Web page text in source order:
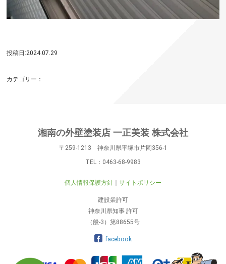
投稿日:2024.07.29
カテゴリー：
湘南の外壁塗装店 一正美装 株式会社
〒259-1213 神奈川県平塚市片岡356-1
TEL： 0463-68-9983
個人情報保護方針 サイトポリシー
建設業許可
神奈川県知事 許可
（般-3）第88655号
facebook